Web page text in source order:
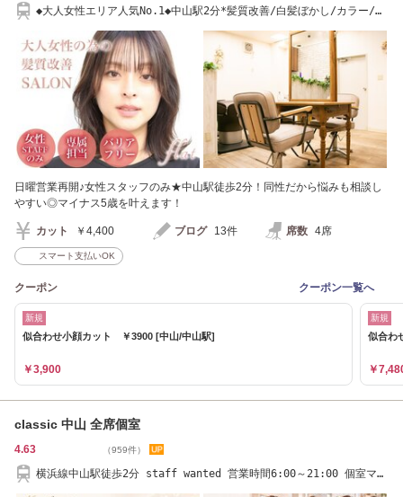
◆大人女性エリア人気No.1◆中山駅2分*髪質改善/白髪ぼかし/カラー/リ
日曜営業再開♪女性スタッフのみ★中山駅徒歩2分！同性だから悩みも相談し
やすい◎マイナス5歳を叶えます！
カット ￥4,400 ブログ 13件 席数 4席
スマート支払いOK
クーポン クーポン一覧へ
新規
似合わせ小顔カット ￥3900 [中山/中山駅]
￥3,900
新規
似合わ
￥
classic 中山 全席個室
4.63 （959件）
横浜線中山駅徒歩2分 staff wanted 営業時間6:00～21:00 個室マン